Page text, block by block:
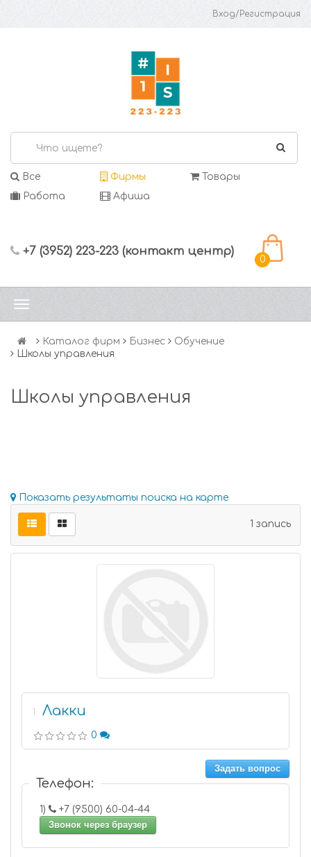
Вход/Регистрация
Все Фирмы
Товары
Работа
Афиша
+7 (3952) 223-223 (контакт центр)
0
Каталог фирм Бизнес
Обучение
Школы управления
Школы управления
Показать результаты поиска на карте
1 запись
1 Лакки
0
Задать вопрос
Телефон:
1)
+7 (9500) 60-04-44
Звонок через браузер